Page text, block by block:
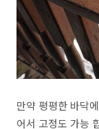
만약 평평한 바닥
어서 고정도 가능